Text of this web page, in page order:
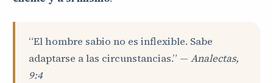
“El hombre sabio no es inflexible. Sabe
adaptarse a las circunstancias.” —Analectas,
9:4